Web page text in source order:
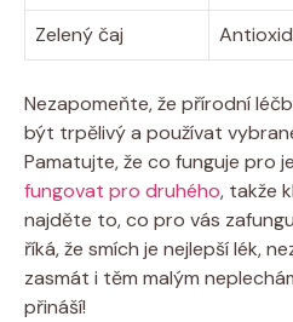
Zelený čaj
Nezapomeňte, že přírodní
být trpělivý a používat
Pamatujte, že co funguje pro
fungovat pro druhého, takže
najděte to, co pro vás
říká, že smích je nejlepší lék,
zasmát i těm malým
přináší!